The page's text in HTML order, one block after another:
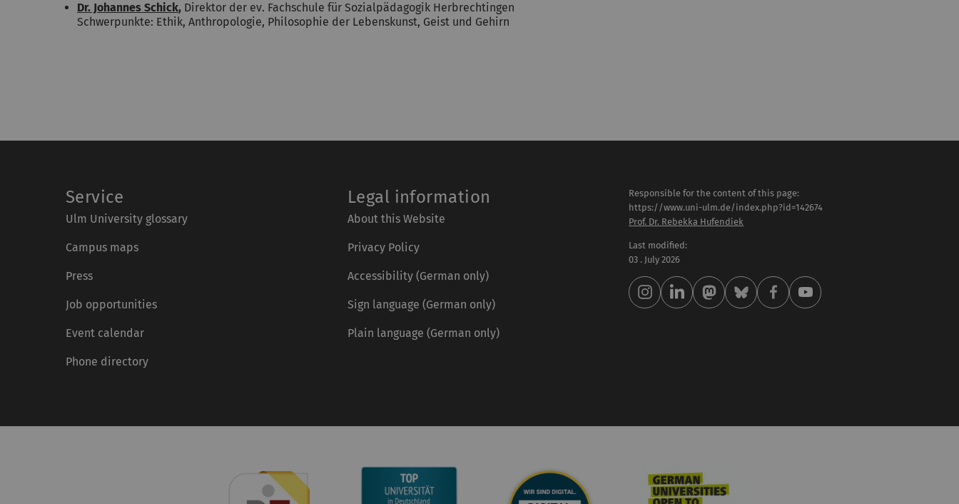
Dr. Johannes Schick, Direktor der ev. Fachschule für Sozialpädagogik Herbrechtingen
Schwerpunkte: Ethik, Anthropologie, Philosophie der Lebenskunst, Geist und Gehirn
Service
Ulm University glossary
Campus maps
Press
Job opportunities
Event calendar
Phone directory
Legal information
About this Website
Privacy Policy
Accessibility (German only)
Sign language (German only)
Plain language (German only)
Responsible for the content of this page:
https://www.uni-ulm.de/index.php?id=142674
Prof. Dr. Rebekka Hufendiek
Last modified:
03 . July 2026